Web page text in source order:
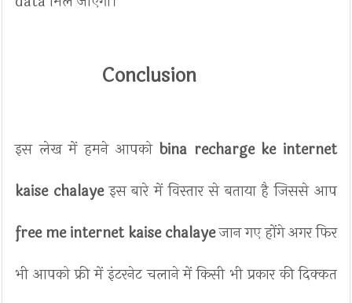
Conclusion
इस लेख में हमने आपको bina recharge ke internet
kaise chalayeइस बारे में विस्तार से बताया है जिससे आप
free me internet kaise chalayeजान गए होंगे अगर फिर
भी आपको फ्री में इंटरनेट चलाने में किसी भी प्रकार की दिक्कत